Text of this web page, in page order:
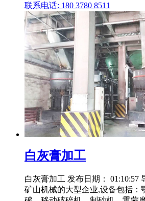
联系电话: 180 3780 8511
白灰膏加工
白灰膏加工 发布日期： 01:10:57
矿山机械的大型企业,设备包括：